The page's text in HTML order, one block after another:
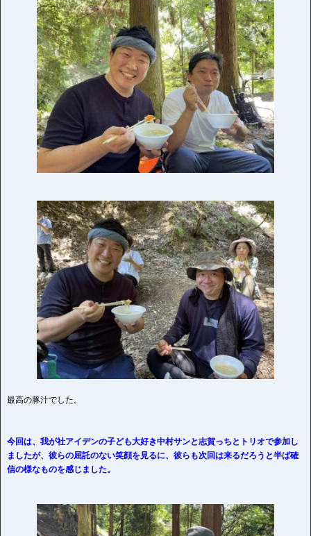
最高の豚汁でした。
今回は、我が社アイデンの子ども大好き中村サンと志賀っちとトリオで参加し
ましたが、彼らの屈託のない笑顔を見るに、彼らも次回は来るだろうと半ば確
信の様なものを感じました。